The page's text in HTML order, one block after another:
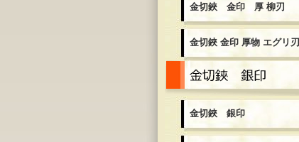
金切鋏 金印 厚 柳刃
金切鋏 金印 厚物 エグリ刃
金切鋏 銀印